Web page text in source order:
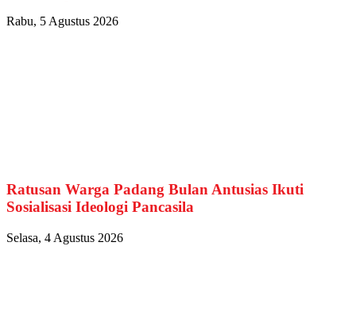
Rabu, 5 Agustus 2026
Ratusan Warga Padang Bulan Antusias Ikuti
Sosialisasi Ideologi Pancasila
Selasa, 4 Agustus 2026